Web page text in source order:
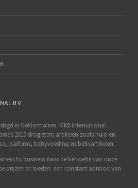
B.V.
in Geldermalsen. MKB International
2010 drogisterij-artikelen zoals huid-en
parfums, babyvoeding en babyartikelen.
to business naar de behoefte van onze
prijzen en bieden een constant aanbod van